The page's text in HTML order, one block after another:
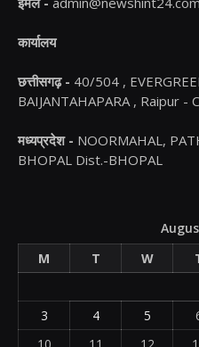
कार्यालय
छत्तीसगढ़ - 40/504 ,
BAIJANTAHAPARA , Raipur -
मध्यप्रदेश - NOORMAHAL,
BHOPAL Dist.-BHOPAL
M
T W
3
4 5